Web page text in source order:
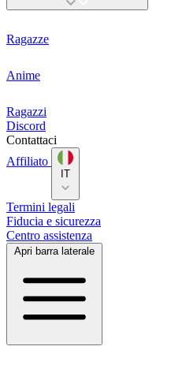
Ragazze
Anime
Ragazzi
Discord
Contattaci
Affiliato
IT
Termini legali
Fiducia e sicurezza
Centro assistenza
Apri barra laterale